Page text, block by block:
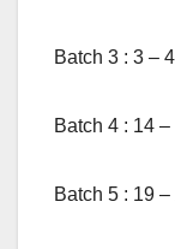
Batch 3 : 3 –
Batch 4 : 14
Batch 5 : 19